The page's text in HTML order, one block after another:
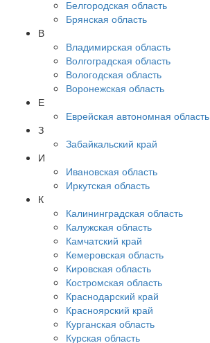
Белгородская область
Брянская область
В
Владимирская область
Волгоградская область
Вологодская область
Воронежская область
Е
Еврейская автономная область
З
Забайкальский край
И
Ивановская область
Иркутская область
К
Калининградская область
Калужская область
Камчатский край
Кемеровская область
Кировская область
Костромская область
Краснодарский край
Красноярский край
Курганская область
Курская область